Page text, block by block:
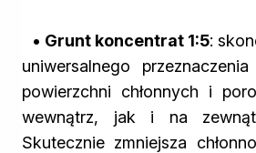
• Grunt koncentrat 1:5:
uniwersalnego
powierzchni chłonnych i
wewnątrz, jak i na
Skutecznie zmniejsza